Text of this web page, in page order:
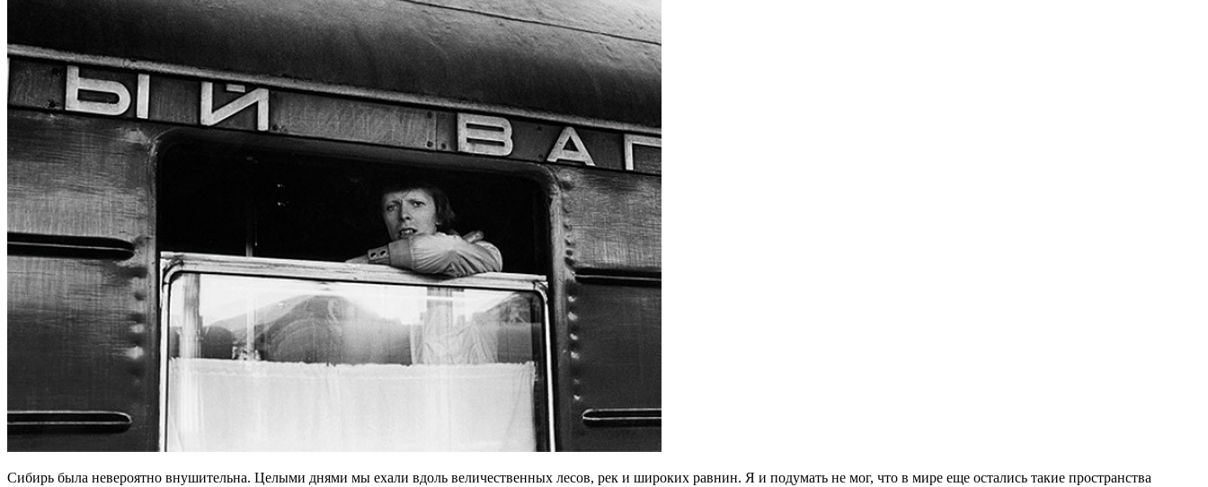
Сибирь была невероятно внушительна. Целыми днями мы ехали вдоль величественных лесов, рек и широких равнин. Я и подумать не мог, что в мире еще остались такие пространства